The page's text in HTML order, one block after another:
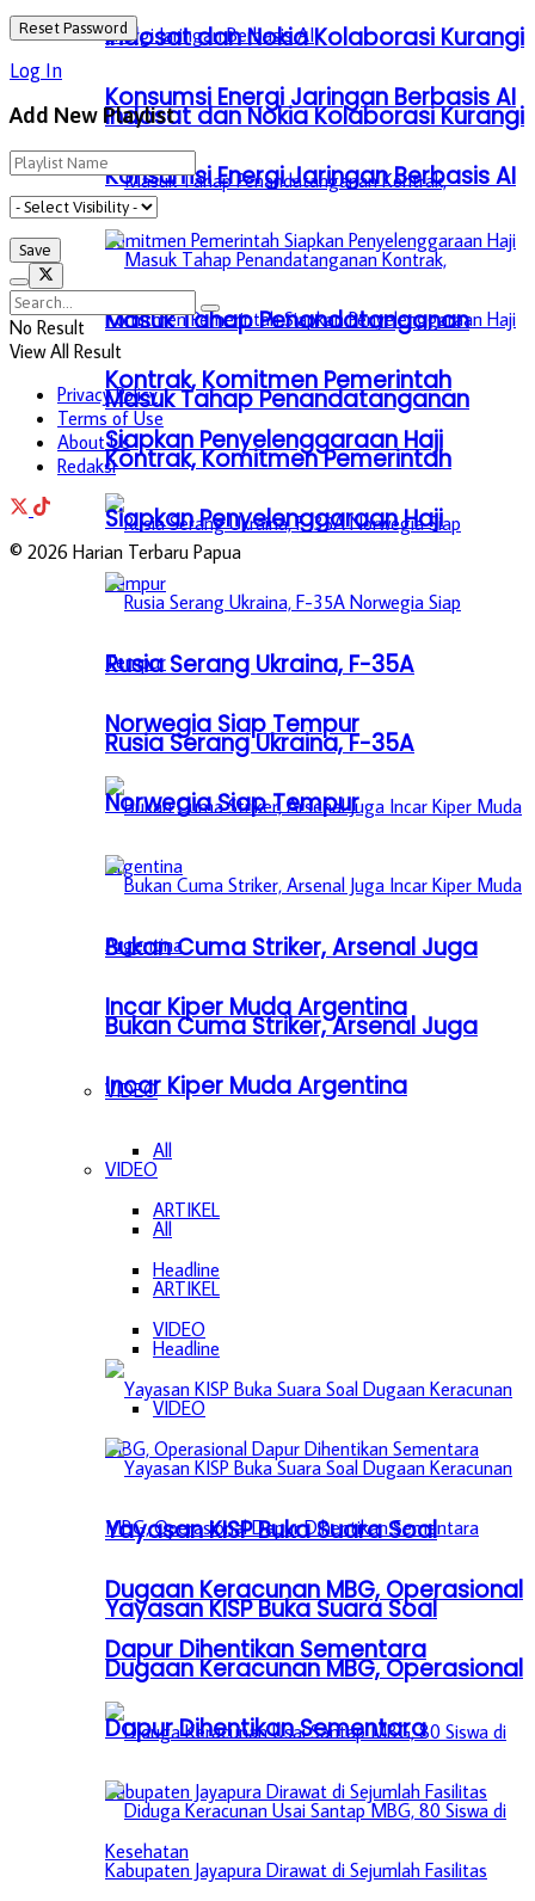
Indosat dan Nokia Kolaborasi Kurangi
Konsumsi Energi Jaringan Berbasis AI
Masuk Tahap Penandatanganan
Kontrak, Komitmen Pemerintah
Siapkan Penyelenggaraan Haji
Rusia Serang Ukraina, F-35A
Norwegia Siap Tempur
Bukan Cuma Striker, Arsenal Juga
Incar Kiper Muda Argentina
VIDEO
All
ARTIKEL
Headline
VIDEO
Yayasan KISP Buka Suara Soal
Dugaan Keracunan MBG, Operasional
Dapur Dihentikan Sementara
Indosat dan Nokia Kolaborasi Kurangi
Konsumsi Energi Jaringan Berbasis AI
Masuk Tahap Penandatanganan
Kontrak, Komitmen Pemerintah
Siapkan Penyelenggaraan Haji
Rusia Serang Ukraina, F-35A
Norwegia Siap Tempur
Bukan Cuma Striker, Arsenal Juga
Incar Kiper Muda Argentina
VIDEO
All
ARTIKEL
Headline
VIDEO
Yayasan KISP Buka Suara Soal
Dugaan Keracunan MBG, Operasional
Dapur Dihentikan Sementara
Log In
Add New Playlist
No Result
View All Result
Privacy Policy
Terms of Use
About Us
Redaksi
© 2026 Harian Terbaru Papua